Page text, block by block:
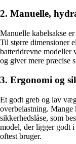
2. Manuelle,
Manuelle kabelsakse
Til større dimensioner
batteridrevne
og giver mere præcise
3. Ergonomi og
Et godt greb og lav
overbelastning. Mange
sikkerhedslåse, som
model, der ligger godt
oftest bruger.